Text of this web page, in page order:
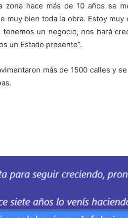
zona hace más de 10 años se
muy bien toda la obra. Estoy
un negocio, nos hará
un Estado presente”.
más de 1500 calles y